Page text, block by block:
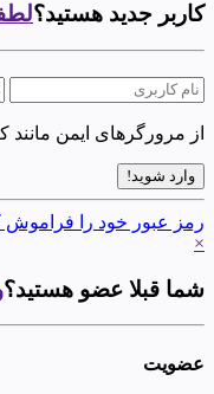
کاربر جدید هستید؟
از مرورگرهای ایمن
رمز عبور خود را فراموش
×
شما قبلا عضو هستید؟
عضویت